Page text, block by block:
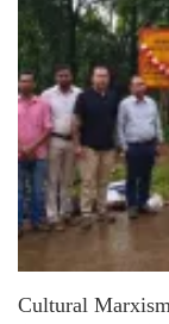
Cultural Marxism